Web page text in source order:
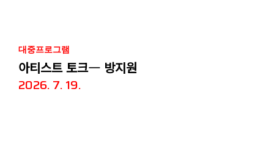
대중프로그램
아티스트 토크― 방지원
2026. 7. 19.